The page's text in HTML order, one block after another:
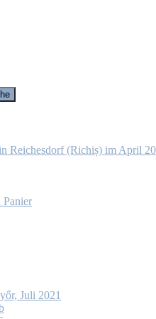
Rei­ches­dorf (Ri­chiș) im April
Pa­nier
Ju­li 2021